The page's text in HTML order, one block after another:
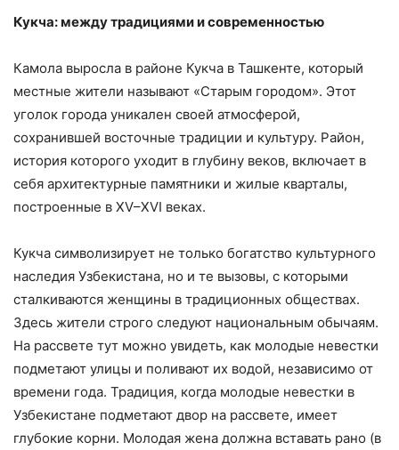
Кукча: между традициями и современностью
Камола выросла в районе Кукча в Ташкенте, который
местные жители называют «Старым городом». Этот
уголок города уникален своей атмосферой,
сохранившей восточные традиции и культуру. Район,
история которого уходит в глубину веков, включает в
себя архитектурные памятники и жилые кварталы,
построенные в XV–XVI веках.
Кукча символизирует не только богатство культурного
наследия Узбекистана, но и те вызовы, с которыми
сталкиваются женщины в традиционных обществах.
Здесь жители строго следуют национальным обычаям.
На рассвете тут можно увидеть, как молодые невестки
подметают улицы и поливают их водой, независимо от
времени года. Традиция, когда молодые невестки в
Узбекистане подметают двор на рассвете, имеет
глубокие корни. Молодая жена должна вставать рано (в